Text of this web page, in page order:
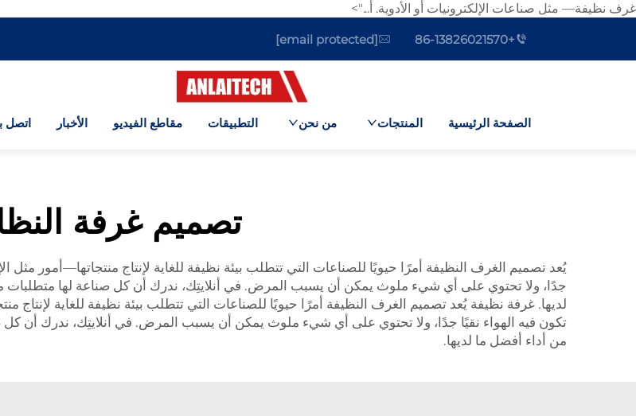
غرف نظيفة— مثل صناعات الإلكترونيات أو الأدوية. أ...">
+86-13826021570
[email protected]
الصفحة الرئيسية المنتجات من نحن التطبيقات مقاطع الفيديو الأخبار اتصل
تصميم غرفة
يُعد تصميم الغرف النظيفة أمرًا حيويًا للصناعات التي تتطلب بيئة نظيفة للغاية لإنتاج منتجاتها—أمور مثل
جدًا، ولا تحتوي على أي شيء ملوث يمكن أن يسبب المرض. في أنلايتِك، ندرك أن كل صناعة لها
لديها. غرفة نظيفة يُعد تصميم الغرف النظيفة أمرًا حيويًا للصناعات التي تتطلب بيئة نظيفة للغاية لإنتاج
تكون فيه الهواء نقيًا جدًا، ولا تحتوي على أي شيء ملوث يمكن أن يسبب المرض. في أنلايتِك، ندرك أن
من أداء أفضل ما لديها.